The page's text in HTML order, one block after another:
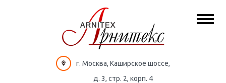
г. Москва, Каширское шоссе,
д. 3, стр. 2, корп. 4